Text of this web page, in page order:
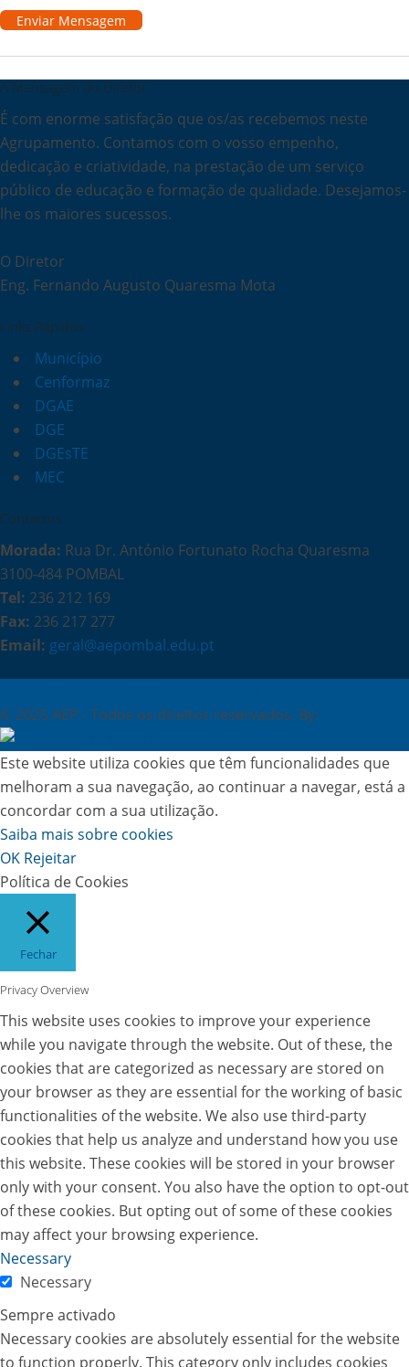
Enviar Mensagem
A Mensagem do Diretor
É com enorme satisfação que os/as recebemos neste
Agrupamento. Contamos com o vosso empenho,
dedicação e criatividade, na prestação de um serviço
público de educação e formação de qualidade. Desejamos-
lhe os maiores sucessos.
O Diretor
Eng. Fernando Augusto Quaresma Mota
Links Rápidos
Município
Cenformaz
DGAE
DGE
DGEsTE
MEC
Contactos
Morada: Rua Dr. António Fortunato Rocha Quaresma
3100-484 POMBAL
Tel: 236 212 169
Fax: 236 217 277
Email: geral@aepombal.edu.pt
© 2025 AEP - Todos os direitos reservados. By:
Este website utiliza cookies que têm funcionalidades que
melhoram a sua navegação, ao continuar a navegar, está a
concordar com a sua utilização.
Saiba mais sobre cookies
OK Rejeitar
Política de Cookies
Fechar
Privacy Overview
This website uses cookies to improve your experience
while you navigate through the website. Out of these, the
cookies that are categorized as necessary are stored on
your browser as they are essential for the working of basic
functionalities of the website. We also use third-party
cookies that help us analyze and understand how you use
this website. These cookies will be stored in your browser
only with your consent. You also have the option to opt-out
of these cookies. But opting out of some of these cookies
may affect your browsing experience.
Necessary
Necessary
Sempre activado
Necessary cookies are absolutely essential for the website
to function properly. This category only includes cookies